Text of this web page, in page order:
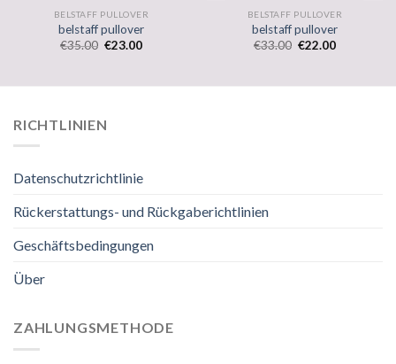
BELSTAFF PULLOVER
belstaff pullover
€35.00 €23.00
BELSTAFF PULLOVER
belstaff pullover
€33.00 €22.00
RICHTLINIEN
Datenschutzrichtlinie
Rückerstattungs- und Rückgaberichtlinien
Geschäftsbedingungen
Über
ZAHLUNGSMETHODE